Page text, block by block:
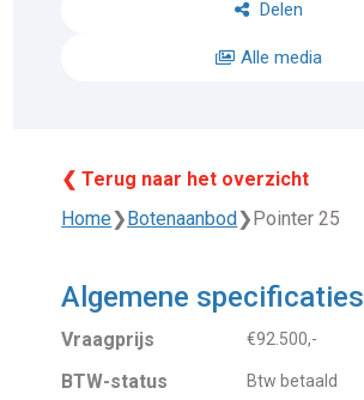
Delen
Alle media
❮ Terug naar het overzicht
Home❯ Botenaanbod ❯ Pointer 25
Algemene specificaties
Vraagprijs €92.500,-
BTW-status Btw betaald